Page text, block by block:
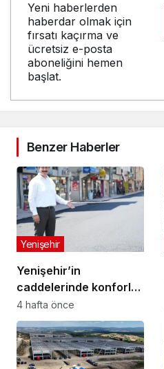
Yeni haberlerden
haberdar olmak için
fırsatı kaçırma ve
ücretsiz e-posta
aboneliğini hemen
başlat.
Benzer Haberler
Yenişehir’in
caddelerinde konforlu
yolculuk
Yenişehir
4 hafta önce